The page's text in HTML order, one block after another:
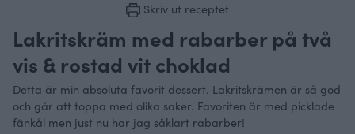
Skriv ut receptet
Lakritskräm med rabarber på två
vis & rostad vit choklad
Detta är min absoluta favorit dessert. Lakritskrämen är så god
och går att toppa med olika saker. Favoriten är med picklade
fänkål men just nu har jag såklart rabarber!